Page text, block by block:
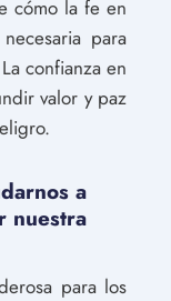
cómo la fe en
para
confianza en
valor y paz
a
nuestra
para los